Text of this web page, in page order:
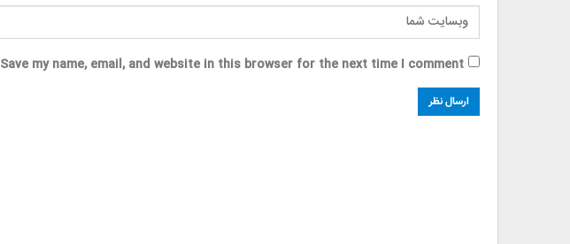
Save my name, email, and website in this browser for the next time I comment.